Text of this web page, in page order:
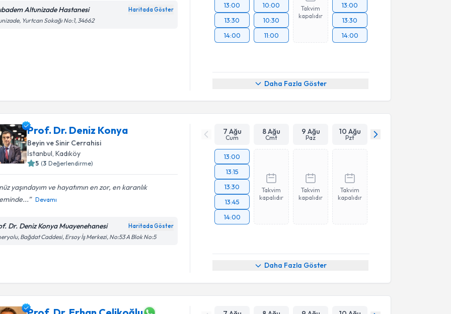
Altunizade Hastanesi Haritada Göster
Yurtcan Sokağı No:1, 34662
13:00
13:30
14:00
10:00
10:30
11:00
Takvim
kapalıdır
13:00
13:30
14:00
Daha Fazla Göster
Prof. Dr. Deniz Konya
Beyin ve Sinir Cerrahisi
İstanbul, Kadıköy
5 (3 Değerlendirme)
yaşındayım ve hayatımın en zor, en karanlık
Devamı
Dr. Deniz Konya Muayenehanesi Haritada Göster
Bağdat Caddesi, Ersoy İş Merkezi, No:53 A Blok No:5
7 Ağu
Cum
8 Ağu
Cmt
9 Ağu
Paz
10 Ağu
Pzt
13:00
13:15
13:30
13:45
14:00
Takvim
kapalıdır
Takvim
kapalıdır
Takvim
kapalıdır
Daha Fazla Göster